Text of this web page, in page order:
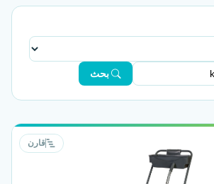
بحث
قارن